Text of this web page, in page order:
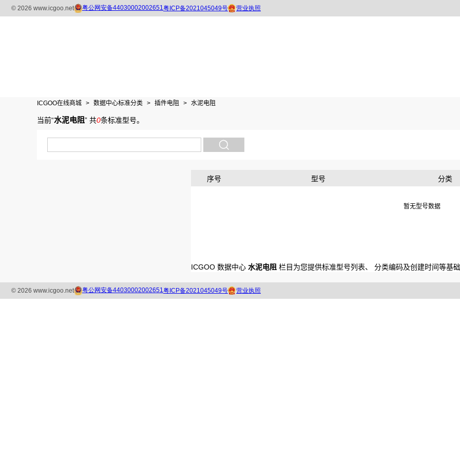
ICGOO在线商城 > 数据中心标准分类 > 插件电阻 > 水泥电阻
当前“水泥电阻” 共0条标准型号。
序号 型号 分类
暂无型号数据
ICGOO 数据中心 水泥电阻 栏目为您提供标准型号列表、 分类编码及创建时间等基